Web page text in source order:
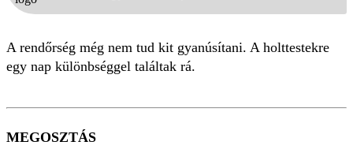
A rendőrség még nem tud kit gyanúsítani. A holttestekre
egy nap különbséggel találtak rá.
MEGOSZTÁS